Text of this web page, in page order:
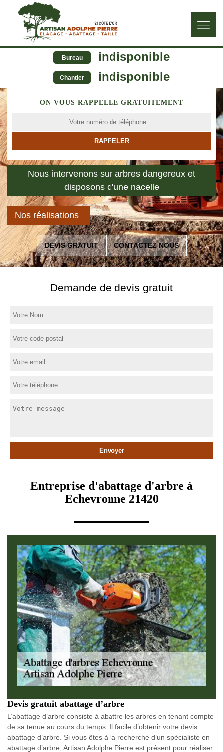
Bureau indisponible
Chantier indisponible
ON VOUS RAPPELLE GRATUITEMENT
Nous intervenons sur arbres dangereux et
disposons d'une nacelle
Nos réalisations
DEVIS GRATUIT CONTACTEZ NOUS
Demande de devis gratuit
Entreprise d'abattage d'arbre à
Echevronne 21420
Devis gratuit abattage d’arbre
L’abattage d’arbre consiste à abattre les arbres en tenant compte
de sa tenue au cours du temps. Il facile d’obtenir votre devis
abattage d’arbre. Si vous êtes à la recherche d’un spécialiste en
abattage d’arbre, Artisan Adolphe Pierre est présent pour réaliser